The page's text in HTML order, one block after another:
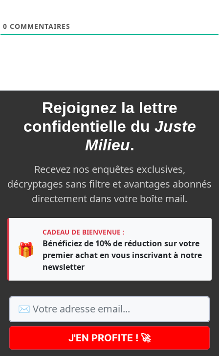
0 COMMENTAIRES
Rejoignez la lettre
confidentielle du Juste
Milieu.
Recevez nos enquêtes exclusives,
décryptages sans filtre et avantages abonnés
directement dans votre boîte mail.
🎁
CADEAU DE BIENVENUE :
Bénéficiez de 10% de réduction sur votre
premier achat en vous inscrivant à notre
newsletter
J'EN PROFITE ! 🚀